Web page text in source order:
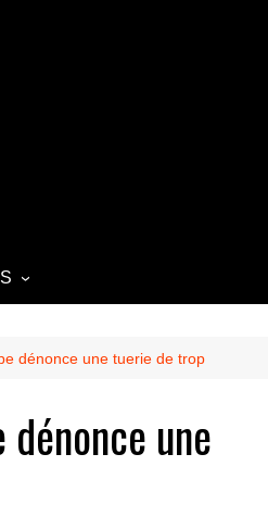
dénonce une tuerie de trop
une